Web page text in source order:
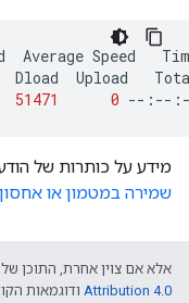
Average Speed
Dload
Upload
51471 0 --:--
מידע על כותרות של
שמירה במטמון או
אלא אם צוין אחרת, התוכן של
Attribution 4.0 ודוגמאות